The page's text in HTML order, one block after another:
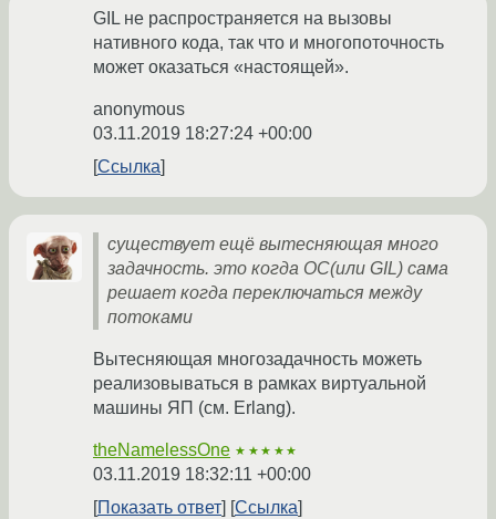
GIL не распространяется на вызовы
нативного кода, так что и многопоточность
может оказаться «настоящей».
anonymous
03.11.2019 18:27:24 +00:00
Ссылка
существует ещё вытесняющая много
задачность. это когда ОС(или GIL) сама
решает когда переключаться между
потоками
Вытесняющая многозадачность можеть
реализовываться в рамках виртуальной
машины ЯП (см. Erlang).
theNamelessOne ★★★★★
03.11.2019 18:32:11 +00:00
Показать ответ
Ссылка